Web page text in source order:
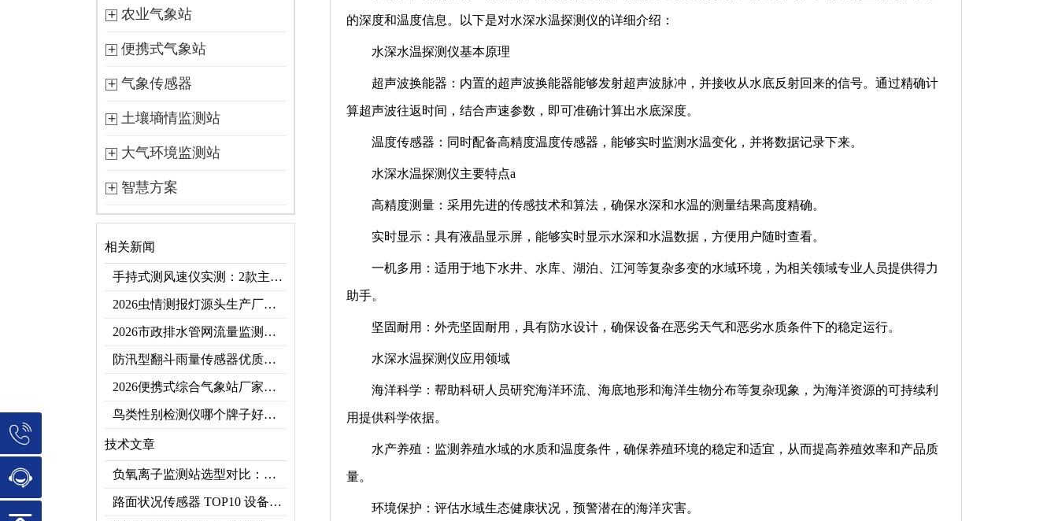
农业气象站
便携式气象站
气象传感器
土壤墒情监测站
大气环境监测站
智慧方案
相关新闻
手持式测风速仪实测：2款主流型号参数对比+3类应用场景
2026虫情测报灯源头生产厂家优选推荐：云境天合
2026市政排水管网流量监测系统top10推荐榜：高精度+多维度监测管网环境
防汛型翻斗雨量传感器优质厂家 TOP5 榜首
2026便携式综合气象站厂家排行！应急临时建站首选双品牌
鸟类性别检测仪哪个牌子好？2026禽类性别快速鉴别设备品牌推荐
技术文章
负氧离子监测站选型对比：云境天合 TH-FZ5 与天蔚 TW-FZ4 推荐
路面状况传感器 TOP10 设备推荐榜单
的深度和温度信息。以下是对水深水温探测仪的详细介绍：
水深水温探测仪基本原理
超声波换能器：内置的超声波换能器能够发射超声波脉冲，并接收从水底反射回来的信号。通过精确计
算超声波往返时间，结合声速参数，即可准确计算出水底深度。
温度传感器：同时配备高精度温度传感器，能够实时监测水温变化，并将数据记录下来。
水深水温探测仪主要特点a
高精度测量：采用先进的传感技术和算法，确保水深和水温的测量结果高度精确。
实时显示：具有液晶显示屏，能够实时显示水深和水温数据，方便用户随时查看。
一机多用：适用于地下水井、水库、湖泊、江河等复杂多变的水域环境，为相关领域专业人员提供得力
助手。
坚固耐用：外壳坚固耐用，具有防水设计，确保设备在恶劣天气和恶劣水质条件下的稳定运行。
水深水温探测仪应用领域
海洋科学：帮助科研人员研究海洋环流、海底地形和海洋生物分布等复杂现象，为海洋资源的可持续利
用提供科学依据。
水产养殖：监测养殖水域的水质和温度条件，确保养殖环境的稳定和适宜，从而提高养殖效率和产品质
量。
环境保护：评估水域生态健康状况，预警潜在的海洋灾害。